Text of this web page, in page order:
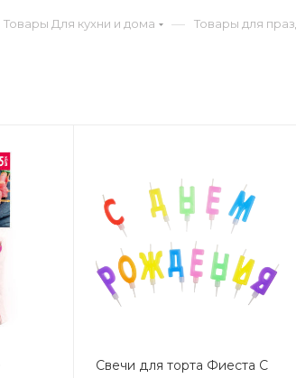
Товары Для кухни и дома — Товары для
Свечи для торта Фиеста С